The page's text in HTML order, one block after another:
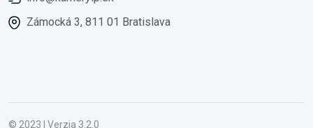
Zámocká 3, 811 01 Bratislava
© 2023 | Verzia 3.2.0